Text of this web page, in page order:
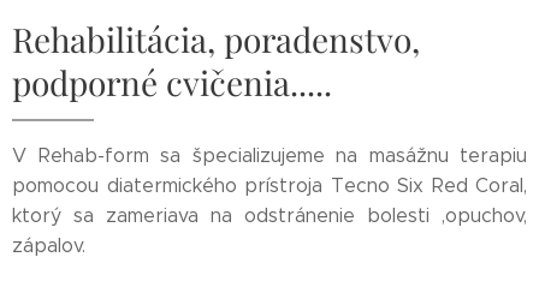
Rehabilitácia, poradenstvo,
podporné cvičenia.....
V Rehab-form sa špecializujeme na masážnu terapiu
pomocou diatermického prístroja Tecno Six Red Coral,
ktorý sa zameriava na odstránenie bolesti ,opuchov,
zápalov.